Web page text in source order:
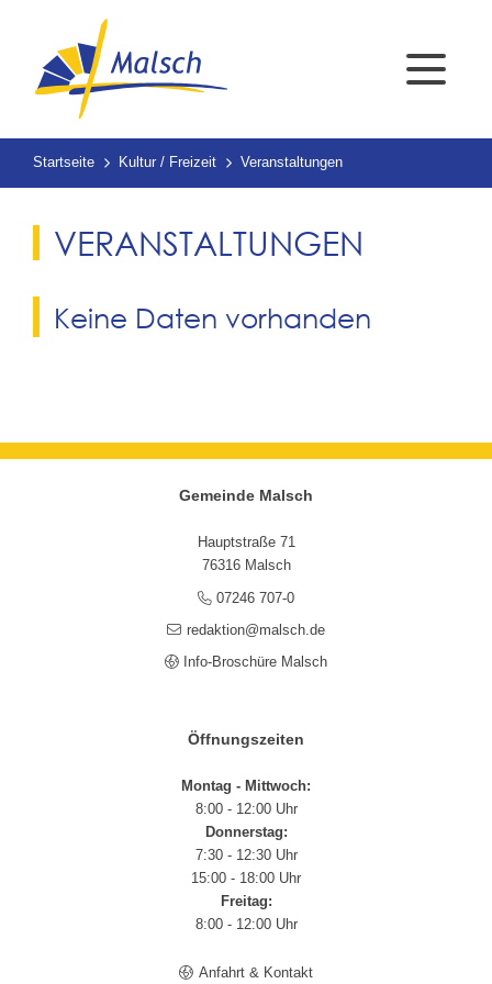
Startseite Kultur / Freizeit Veranstaltungen
VERANSTALTUNGEN
Keine Daten vorhanden
Gemeinde Malsch
Hauptstraße 71
76316 Malsch
07246 707-0
redaktion@malsch.de
Info-Broschüre Malsch
Öffnungszeiten
Montag - Mittwoch:
8:00 - 12:00 Uhr
Donnerstag:
7:30 - 12:30 Uhr
15:00 - 18:00 Uhr
Freitag:
8:00 - 12:00 Uhr
Anfahrt & Kontakt